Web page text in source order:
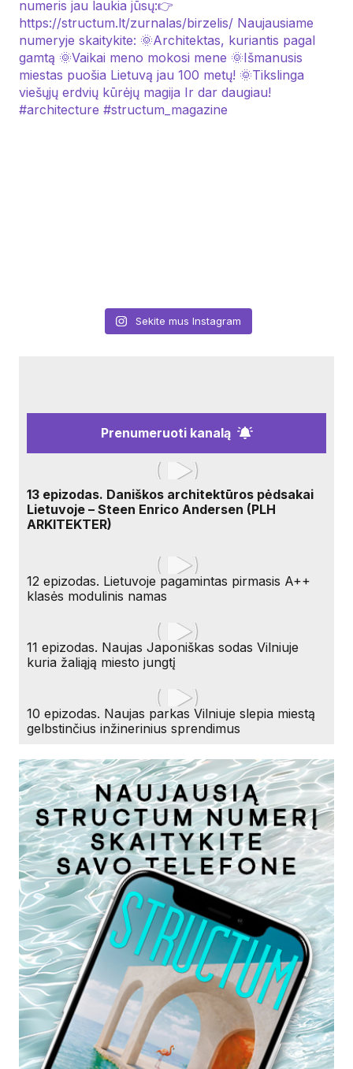
Sekite mus Instagram
Prenumeruoti kanalą
13 epizodas. Daniškos architektūros pėdsakai
Lietuvoje – Steen Enrico Andersen (PLH
ARKITEKTER)
12 epizodas. Lietuvoje pagamintas pirmasis A++
klasės modulinis namas
11 epizodas. Naujas Japoniškas sodas Vilniuje
kuria žaliąją miesto jungtį
10 epizodas. Naujas parkas Vilniuje slepia miestą
gelbstinčius inžinerinius sprendimus